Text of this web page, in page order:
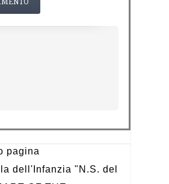
pagina
dell'Infanzia "N.S. del